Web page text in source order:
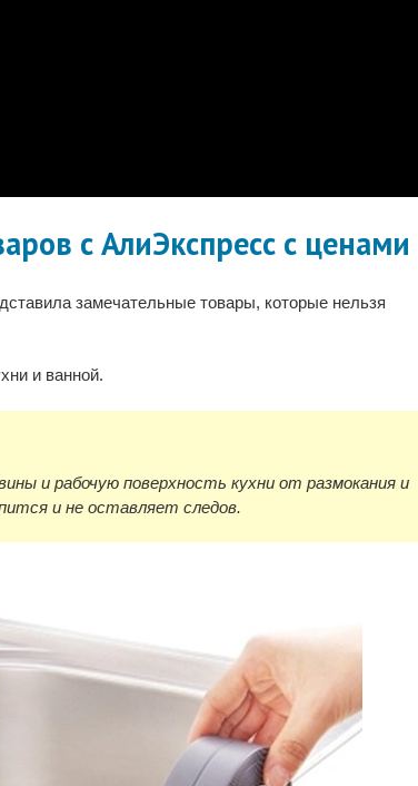
с АлиЭкспресс с ценами
замечательные товары, которые нельзя
и ванной.
и рабочую поверхность кухни от размокания и
и не оставляет следов.